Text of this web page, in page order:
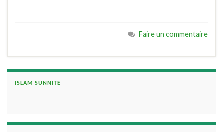
Faire un commentaire
ISLAM SUNNITE